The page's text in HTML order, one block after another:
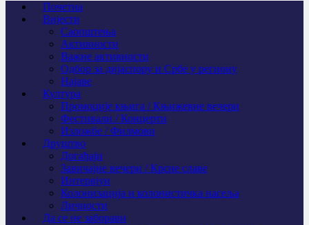
Почетна
Вијести
Саопштења
Активности
Важне активности
Одбор за дијаспору и Србе у региону
Најаве
Култура
Промоције књига / Књижевне вечери
Фестивали / Концерти
Изложбе / Филмови
Друштво
Догађаји
Завичајне вечери / Крсне славе
Интервјуи
Колонизација и колонистичка насеља
Личности
Да се не заборави